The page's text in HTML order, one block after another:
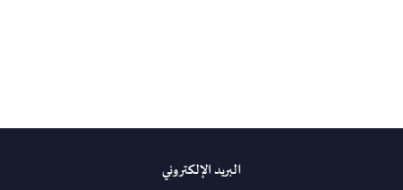
البريد الإلكتروني